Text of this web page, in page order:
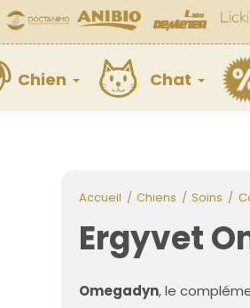
Chien Chat
Accueil Chiens Soins
Ergyvet
Omegadyn, le